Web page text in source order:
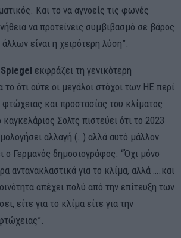
Και το να αγνοείς τις φωνές
να προτείνεις συμβιβασμό σε βάρος
είναι η χειρότερη λύση”.
Spiegel εκφράζει τη γενικότερη
το ότι ούτε οι μεγάλοι στόχοι των ΗΕ περί
και προστασίας του κλίματος
Σολτς πιστεύει ότι το 2023
αλλαγή (…) αλλά αυτό μάλλον
ο Γερμανός δημοσιογράφος. “Όχι μόνο
αντανακλαστικά για το κλίμα, αλλά ….και
απέχει πολύ από την επίτευξη των
είτε για το κλίμα είτε για την